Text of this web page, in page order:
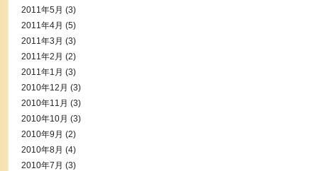
2011年5月 (3)
2011年4月 (5)
2011年3月 (3)
2011年2月 (2)
2011年1月 (3)
2010年12月 (3)
2010年11月 (3)
2010年10月 (3)
2010年9月 (2)
2010年8月 (4)
2010年7月 (3)